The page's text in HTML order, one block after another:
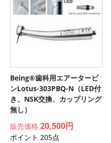
Being®歯科用エアータービ
ンLotus-303PBQ-N（LED付
き、NSK交換、カップリング
無し）
販売価格 20,500円
ポイント 205点